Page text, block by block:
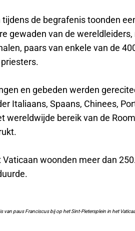
de begrafenis toonden
gewaden van de wereldleiders,
paars van enkele van de
en gebeden werden
Italiaans, Spaans, Chinees,
wereldwijde bereik van de
woonden meer dan
van paus Franciscus bij op het Sint-Pietersplein in het